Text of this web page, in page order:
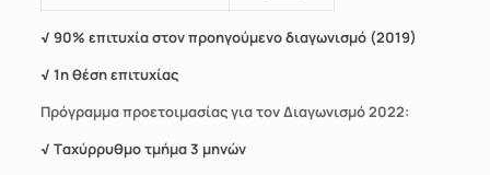
√ 90% επιτυχία στον προηγούμενο διαγωνισμό (2019)
√ 1η θέση επιτυχίας
Πρόγραμμα προετοιμασίας για τον Διαγωνισμό 2022:
√ Tαχύρρυθμο τμήμα 3 μηνών